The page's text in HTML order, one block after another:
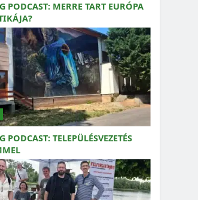
PODCAST: MERRE TART EURÓPA
PODCAST: TELEPÜLÉSVEZETÉS